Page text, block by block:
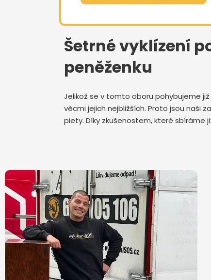
Šetrné vyklízení
peněženku
Jelikož se v tomto oboru pohybujeme
věcmi jejich nejbližších. Proto jsou naši
piety. Díky zkušenostem, které sbíráme